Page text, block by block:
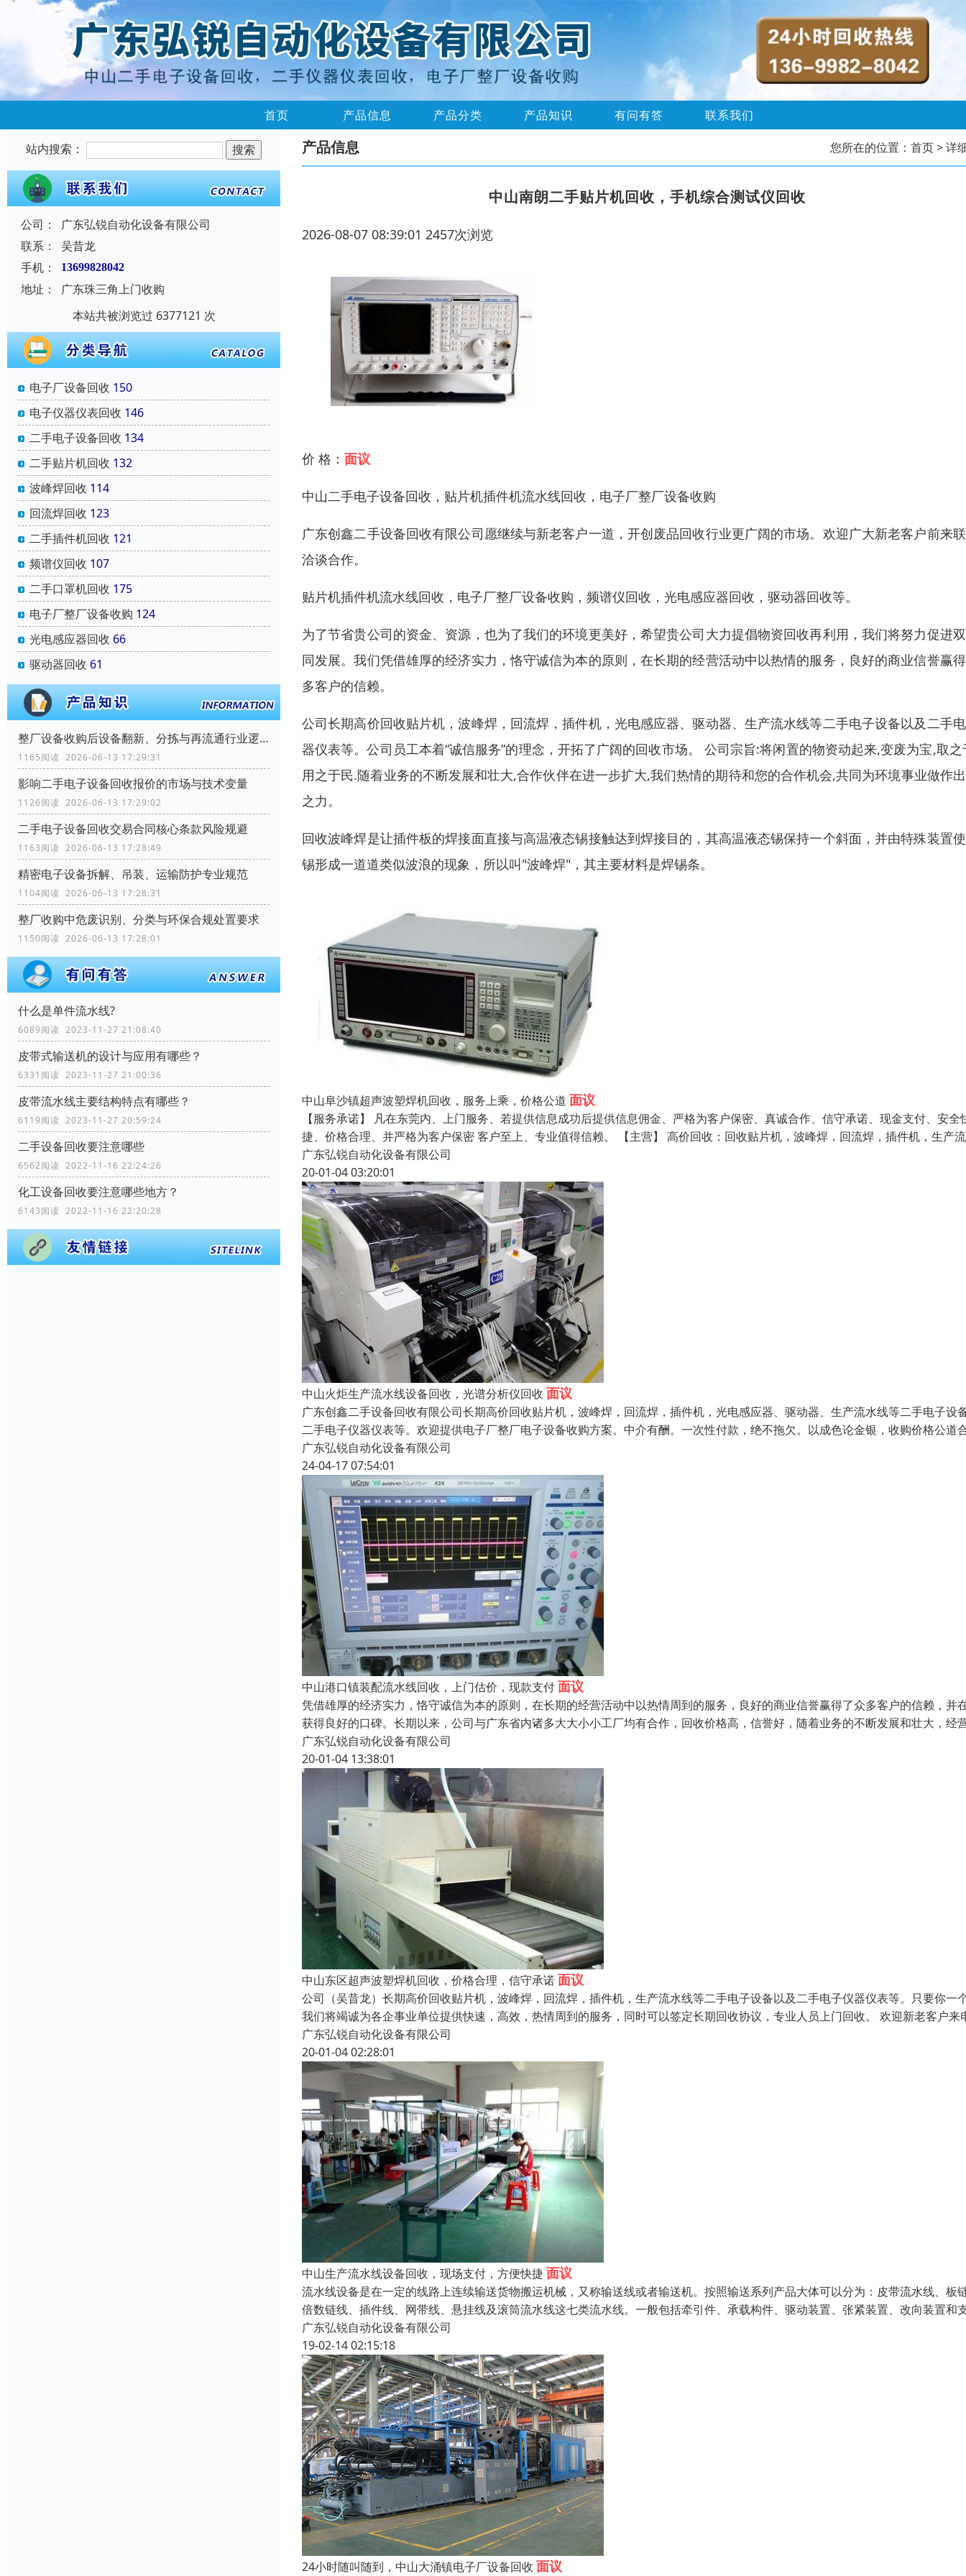
首页 产品信息 产品分类 产品知识 有问有答 联系我们
站内搜索：
公司：
广东弘锐自动化设备有限公司
联系：
吴昔龙
手机：
13699828042
地址：
广东珠三角上门收购
本站共被浏览过 6377121 次
电子厂设备回收 150
电子仪器仪表回收 146
二手电子设备回收 134
二手贴片机回收 132
波峰焊回收 114
回流焊回收 123
二手插件机回收 121
频谱仪回收 107
二手口罩机回收 175
电子厂整厂设备收购 124
光电感应器回收 66
驱动器回收 61
整厂设备收购后设备翻新、分拣与再流通行业逻辑
1165阅读 2026-06-13 17:29:31
影响二手电子设备回收报价的市场与技术变量
1126阅读 2026-06-13 17:29:02
二手电子设备回收交易合同核心条款风险规避
1163阅读 2026-06-13 17:28:49
精密电子设备拆解、吊装、运输防护专业规范
1104阅读 2026-06-13 17:28:31
整厂收购中危废识别、分类与环保合规处置要求
1150阅读 2026-06-13 17:28:01
什么是单件流水线?
6089阅读 2023-11-27 21:08:40
皮带式输送机的设计与应用有哪些？
6331阅读 2023-11-27 21:00:36
皮带流水线主要结构特点有哪些？
6119阅读 2023-11-27 20:59:24
二手设备回收要注意哪些
6562阅读 2022-11-16 22:24:26
化工设备回收要注意哪些地方？
6143阅读 2022-11-16 22:20:28
产品信息 您所在的位置： 首页> 详
中山南朗二手贴片机回收，手机综合测试仪回收
2026-08-07 08:39:01 2457次浏览
价 格： 面议
中山二手电子设备回收，贴片机插件机流水线回收，电子厂整厂设备收购
广东创鑫二手设备回收有限公司愿继续与新老客户一道，开创废品回收行业更广阔的市场。欢迎广大新老客户前来
洽谈合作。
贴片机插件机流水线回收，电子厂整厂设备收购，频谱仪回收，光电感应器回收，驱动器回收等。
为了节省贵公司的资金、资源，也为了我们的环境更美好，希望贵公司大力提倡物资回收再利用，我们将努力促进
同发展。我们凭借雄厚的经济实力，恪守诚信为本的原则，在长期的经营活动中以热情的服务，良好的商业信誉赢
多客户的信赖。
公司长期高价回收贴片机，波峰焊，回流焊，插件机，光电感应器、驱动器、生产流水线等二手电子设备以及二手
器仪表等。公司员工本着“诚信服务”的理念，开拓了广阔的回收市场。 公司宗旨:将闲置的物资动起来,变废为宝,取之
用之于民.随着业务的不断发展和壮大,合作伙伴在进一步扩大,我们热情的期待和您的合作机会,共同为环境事业做作
之力。
回收波峰焊是让插件板的焊接面直接与高温液态锡接触达到焊接目的，其高温液态锡保持一个斜面，并由特殊装置
锡形成一道道类似波浪的现象，所以叫"波峰焊"，其主要材料是焊锡条。
中山阜沙镇超声波塑焊机回收，服务上乘，价格公道 面议
【服务承诺】 凡在东莞内、上门服务、若提供信息成功后提供信息佣金、严格为客户保密、真诚合作、信守承诺、现金支付、安全
捷、价格合理、并严格为客户保密 客户至上、专业值得信赖。 【主营】 高价回收：回收贴片机，波峰焊，回流焊，插件机，生产
广东弘锐自动化设备有限公司
20-01-04 03:20:01
中山火炬生产流水线设备回收，光谱分析仪回收 面议
广东创鑫二手设备回收有限公司长期高价回收贴片机，波峰焊，回流焊，插件机，光电感应器、驱动器、生产流水线等二手电子设
二手电子仪器仪表等。欢迎提供电子厂整厂电子设备收购方案。中介有酬。一次性付款，绝不拖欠。以成色论金银，收购价格公道
广东弘锐自动化设备有限公司
24-04-17 07:54:01
中山港口镇装配流水线回收，上门估价，现款支付面议
凭借雄厚的经济实力，恪守诚信为本的原则，在长期的经营活动中以热情周到的服务，良好的商业信誉赢得了众多客户的信赖，并
获得良好的口碑。长期以来，公司与广东省内诸多大大小小工厂均有合作，回收价格高，信誉好，随着业务的不断发展和壮大，经
广东弘锐自动化设备有限公司
20-01-04 13:38:01
中山东区超声波塑焊机回收，价格合理，信守承诺面议
公司（吴昔龙）长期高价回收贴片机，波峰焊，回流焊，插件机，生产流水线等二手电子设备以及二手电子仪器仪表等。只要你一
我们将竭诚为各企事业单位提供快速，高效，热情周到的服务，同时可以签定长期回收协议，专业人员上门回收。 欢迎新老客户来
广东弘锐自动化设备有限公司
20-01-04 02:28:01
中山生产流水线设备回收，现场支付，方便快捷 面议
流水线设备是在一定的线路上连续输送货物搬运机械，又称输送线或者输送机。按照输送系列产品大体可以分为：皮带流水线、板
倍数链线、插件线、网带线、悬挂线及滚筒流水线这七类流水线。一般包括牵引件、承载构件、驱动装置、张紧装置、改向装置和
广东弘锐自动化设备有限公司
19-02-14 02:15:18
24小时随叫随到，中山大涌镇电子厂设备回收 面议